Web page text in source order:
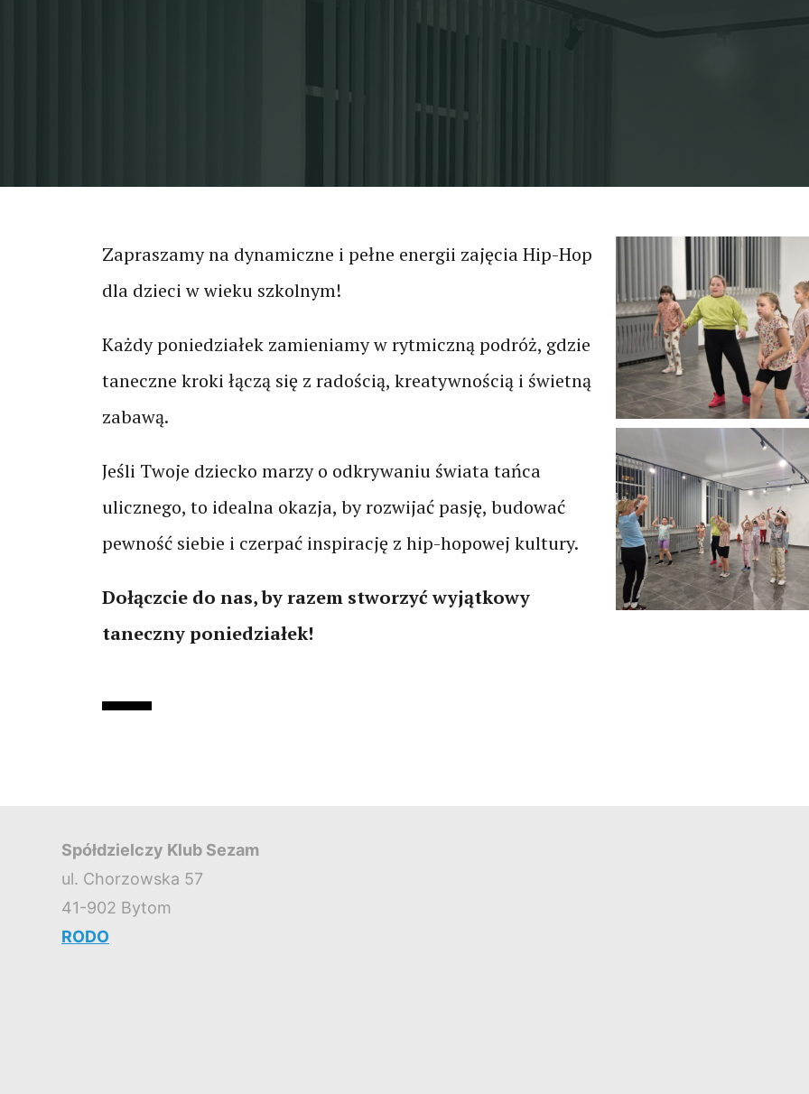
Zapraszamy na dynamiczne i pełne energii zajęcia Hip-Hop
dla dzieci w wieku szkolnym!
Każdy poniedziałek zamieniamy w rytmiczną podróż, gdzie
taneczne kroki łączą się z radością, kreatywnością i świetną
zabawą.
Jeśli Twoje dziecko marzy o odkrywaniu świata tańca
ulicznego, to idealna okazja, by rozwijać pasję, budować
pewność siebie i czerpać inspirację z hip-hopowej kultury.
Dołączcie do nas, by razem stworzyć wyjątkowy
taneczny poniedziałek!
Spółdzielczy Klub Sezam
ul. Chorzowska 57
41-902 Bytom
RODO